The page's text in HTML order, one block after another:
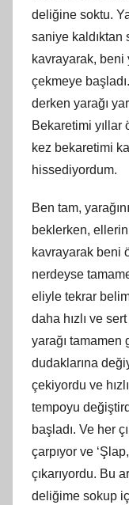
deliğine soktu.
saniye
kavrayarak,
çekmeye
derken yarağı
Bekaretimi
kez bekaretimi
hissediyordum.
Ben tam,
beklerken,
kavrayarak beni
nerdeyse
eliyle tekrar
daha hızlı ve
yarağı tamamen
dudaklarına
çekiyordu ve
tempoyu
başladı. Ve her
çarpıyor ve
çıkarıyordu. Bu
deliğime sokup